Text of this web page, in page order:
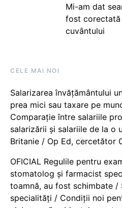
Mi-am dat
fost corectată
cuvântului
CELE MAI NOI
Salarizarea învățământului
prea mici sau taxare pe
Comparație între salariile
salarizării și salariile de la o
Britanie / Op Ed, cercetător
OFICIAL Regulile pentru
stomatolog și farmacist
toamnă, au fost schimbate /
specialități / Condiții noi